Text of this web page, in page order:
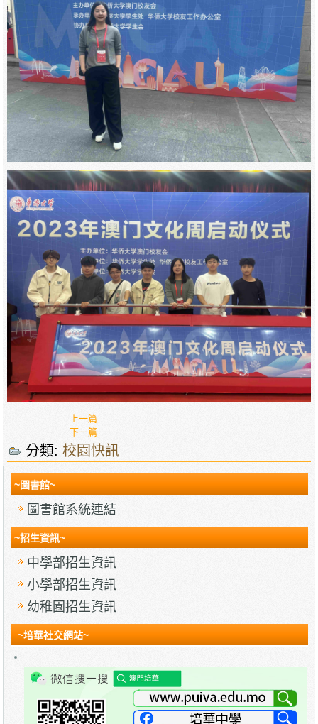
上一篇
下一篇
分類:校園快訊
~圖書館~
圖書館系統連結
~招生資訊~
中學部招生資訊
小學部招生資訊
幼稚園招生資訊
~培華社交網站~